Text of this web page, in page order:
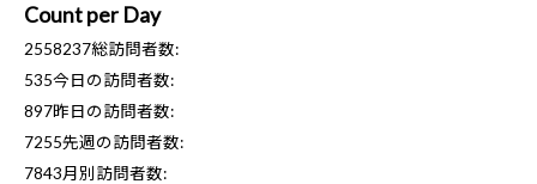
Count per Day
2558237総訪問者数:
535今日の訪問者数:
897昨日の訪問者数:
7255先週の訪問者数:
7843月別訪問者数: